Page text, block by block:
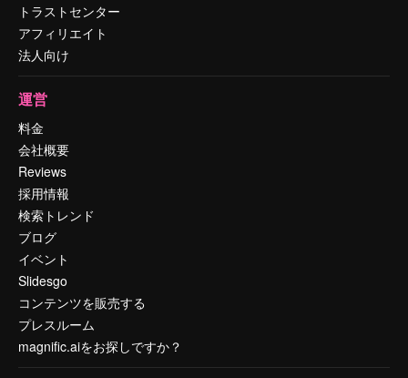
トラストセンター
アフィリエイト
法人向け
運営
料金
会社概要
Reviews
採用情報
検索トレンド
ブログ
イベント
Slidesgo
コンテンツを販売する
プレスルーム
magnific.aiをお探しですか？